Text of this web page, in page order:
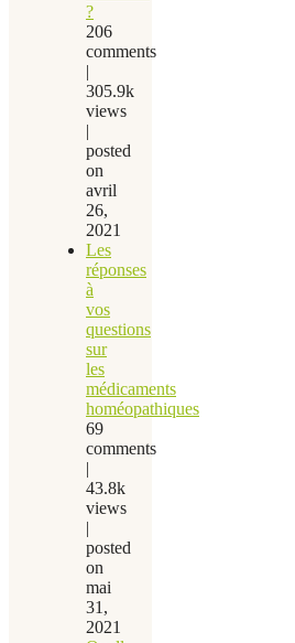
?
206
comments
|
305.9k
views
|
posted
on
avril
26,
2021
Les
réponses
à
vos
questions
sur
les
médicaments
homéopathiques
69
comments
|
43.8k
views
|
posted
on
mai
31,
2021